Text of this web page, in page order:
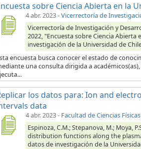
sobre Ciencia Abierta en la
4 abr. 2023-Vicerrectoría de
Vicerrectoría de Investigación y
2022, "Encuesta sobre Ciencia Abierta
investigación de la Universidad de
encuesta busca conocer el estado de
una consulta dirigida a
los datos para: Ion and
data
4 abr. 2023- Facultad de Ciencias
Espinoza, C.M.; Stepanova, M.; Moya,
distribution functions along the
datos de investigación de la